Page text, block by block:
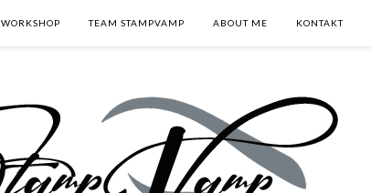
WORKSHOP TEAM STAMPVAMP ABOUT ME KONTAKT